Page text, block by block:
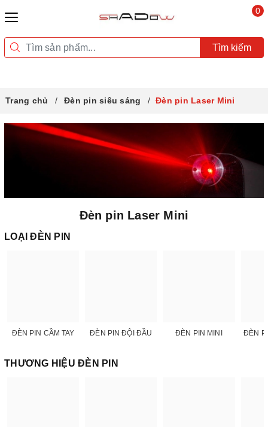
0
Tìm kiếm
Trang chủ Đèn pin siêu sáng Đèn pin Laser Mini
Đèn pin Laser Mini
LOẠI ĐÈN PIN
ĐÈN PIN CẦM TAY ĐÈN PIN ĐỘI ĐẦU ĐÈN PIN MINI ĐÈN
THƯƠNG HIỆU ĐÈN PIN